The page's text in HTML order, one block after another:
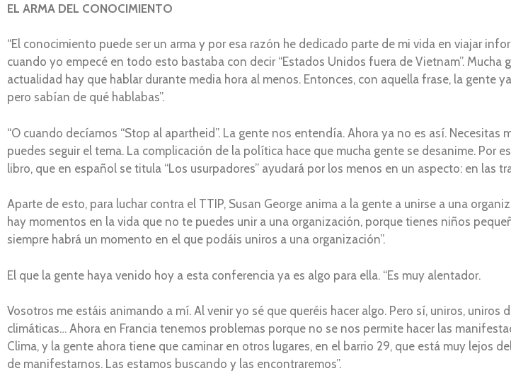
EL ARMA DEL CONOCIMIENTO
“El conocimiento puede ser un arma y por esa razón he dedicado parte de mi vida en viajar
cuando yo empecé en todo esto bastaba con decir “Estados Unidos fuera de Vietnam”. Mucha
actualidad hay que hablar durante media hora al menos. Entonces, con aquella frase, la gente
pero sabían de qué hablabas”.
“O cuando decíamos “Stop al apartheid”. La gente nos entendía. Ahora ya no es así.
puedes seguir el tema. La complicación de la política hace que mucha gente se desanime. Por
libro, que en español se titula “Los usurpadores” ayudará por los menos en un aspecto: en las
Aparte de esto, para luchar contra el TTIP, Susan George anima a la gente a unirse a una
hay momentos en la vida que no te puedes unir a una organización, porque tienes niños
siempre habrá un momento en el que podáis uniros a una organización”.
El que la gente haya venido hoy a esta conferencia ya es algo para ella. “Es muy alentador.
Vosotros me estáis animando a mí. Al venir yo sé que queréis hacer algo. Pero sí, uniros, uniros
climáticas… Ahora en Francia tenemos problemas porque no se nos permite hacer las
Clima, y la gente ahora tiene que caminar en otros lugares, en el barrio 29, que está muy lejos
de manifestarnos. Las estamos buscando y las encontraremos”.